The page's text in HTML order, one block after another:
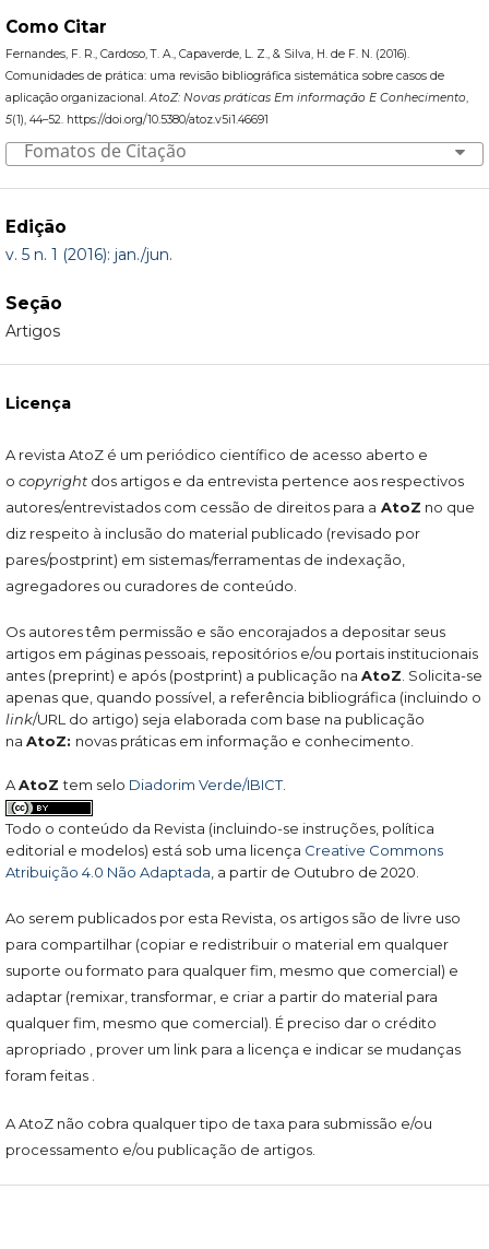
Como Citar
Fernandes, F. R., Cardoso, T. A., Capaverde, L. Z., & Silva, H. de F. N. (2016).
Comunidades de prática: uma revisão bibliográfica sistemática sobre casos de
aplicação organizacional.AtoZ: Novas práticas Em informação E Conhecimento,
5(1), 44–52. https://doi.org/10.5380/atoz.v5i1.46691
Fomatos de Citação
Edição
v. 5 n. 1 (2016): jan./jun.
Seção
Artigos
Licença
A revista AtoZ é um periódico científico de acesso aberto e
o copyrightdos artigos e da entrevista pertence aos respectivos
autores/entrevistados com cessão de direitos para a AtoZ no que
diz respeito à inclusão do material publicado (revisado por
pares/postprint) em sistemas/ferramentas de indexação,
agregadores ou curadores de conteúdo.
Os autores têm permissão e são encorajados a depositar seus
artigos em páginas pessoais, repositórios e/ou portais institucionais
antes (preprint) e após (postprint) a publicação na AtoZ. Solicita-se
apenas que, quando possível, a referência bibliográfica (incluindo o
link/URL do artigo) seja elaborada com base na publicação
na AtoZ: novas práticas em informação e conhecimento.
AAtoZtem selo Diadorim Verde/IBICT.
Todo o conteúdo da Revista (incluindo-se instruções, política
editorial e modelos) está sob uma licença Creative Commons
Atribuição 4.0 Não Adaptada, a partir de Outubro de 2020.
Ao serem publicados por esta Revista, os artigos são de livre uso
para compartilhar (copiar e redistribuir o material em qualquer
suporte ou formato para qualquer fim, mesmo que comercial) e
adaptar (remixar, transformar, e criar a partir do material para
qualquer fim, mesmo que comercial). É preciso dar o crédito
apropriado , prover um link para a licença e indicar se mudanças
foram feitas .
A AtoZ não cobra qualquer tipo de taxa para submissão e/ou
processamento e/ou publicação de artigos.